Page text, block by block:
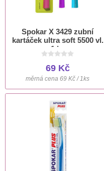
Spokar X 3429 zubní
kartáček ultra soft 5500 vl.
1 ks
69 Kč
měrná cena 69 Kč / 1ks